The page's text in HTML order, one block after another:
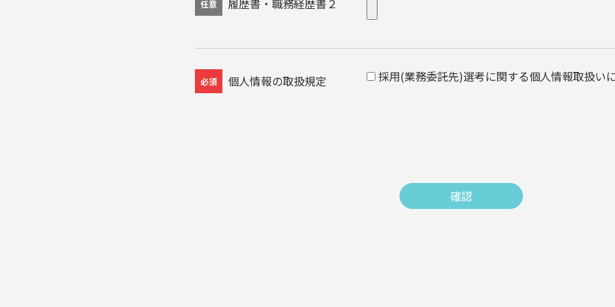
履歴書・職務経歴書２
任意
個人情報の取扱規定
必須 採用(業務委託先)選考に関する個人情報取扱い